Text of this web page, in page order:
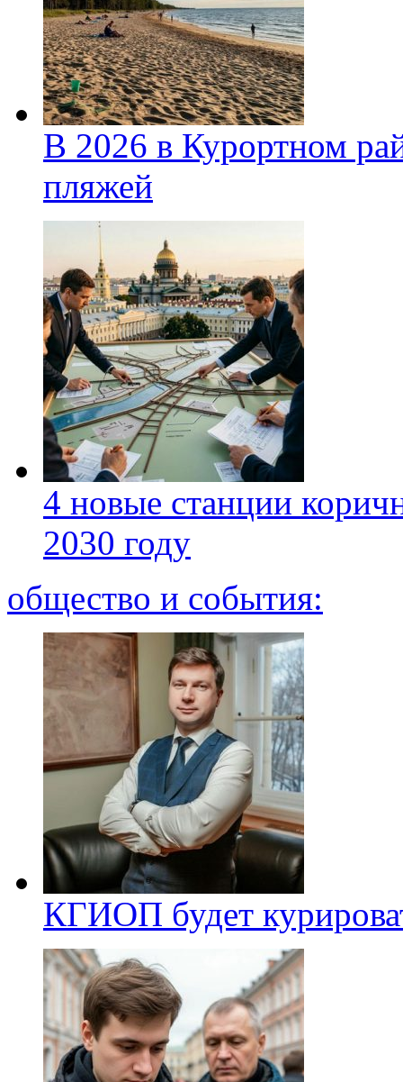
В 2026 в Курортном
пляжей
4 новые станции
2030 году
общество и события:
КГИОП будет